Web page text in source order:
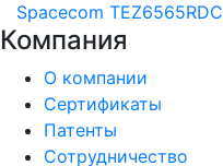
Spacecom TEZ6565RDC
Компания
О компании
Сертификаты
Патенты
Сотрудничество